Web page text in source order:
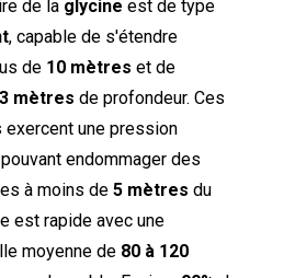
de la glycine est de type
, capable de s'étendre
de 10 mètres et de
3 mètres de profondeur. Ces
une pression
endommager des
à moins de 5 mètres du
est rapide avec une
moyenne de 80 à 120